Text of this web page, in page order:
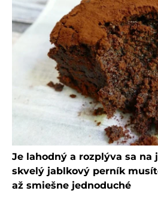
Je lahodný a rozplýva sa na
skvelý jablkový perník
až smiešne jednoduché